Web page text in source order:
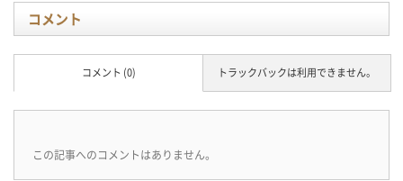
コメント
トラックバックは利用できません。
コメント (0)
この記事へのコメントはありません。